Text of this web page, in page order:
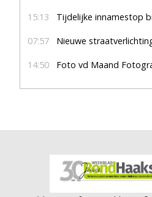
15:13 Tijdelijke innamestop
07:57 Nieuwe straatverlichting
14:50 Foto vd Maand